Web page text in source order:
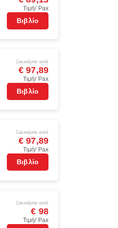
Τιμή/ Pax
Βιβλίο
Ξεκινήστε από
€ 97,89
Τιμή/ Pax
Βιβλίο
Ξεκινήστε από
€ 97,89
Τιμή/ Pax
Βιβλίο
Ξεκινήστε από
€ 98
Τιμή/ Pax